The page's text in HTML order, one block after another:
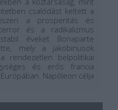
csalódást keltett a
a prosperitás és
és a radikalizmus
éveket Bonaparte
mely a jakobinusok
rendezetlen belpolitikai
és erős francia
Napóleon célja